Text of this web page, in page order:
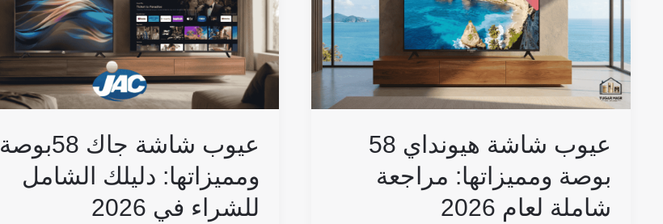
عيوب شاشة هيونداي 58
بوصة ومميزاتها: مراجعة
شاملة لعام 2026
ومميزاتها:
مراجعة
شاملة
لعام
عيوب شاشة جاك 58بوصة
ومميزاتها: دليلك الشامل
للشراء في 2026
ومميزاتها:
دليلك
الشامل
للشراء
في